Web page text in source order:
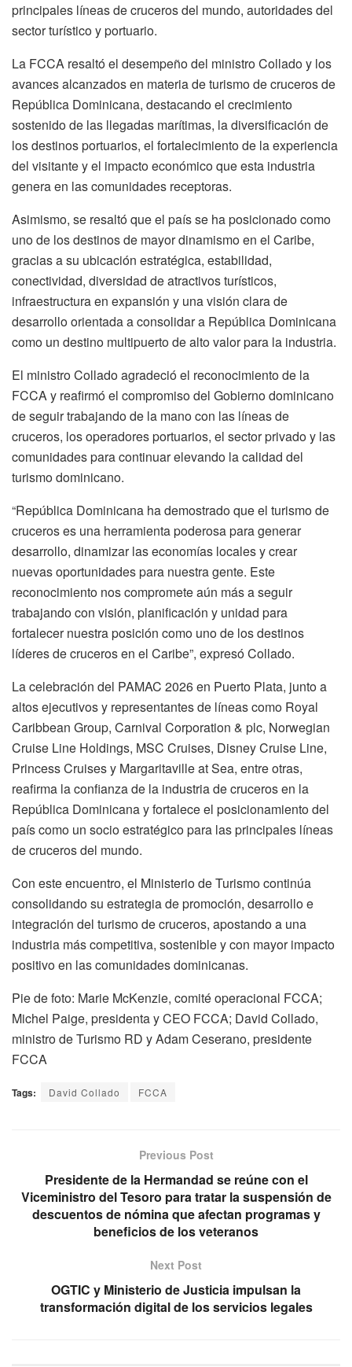
principales líneas de cruceros del mundo, autoridades del
sector turístico y portuario.
La FCCA resaltó el desempeño del ministro Collado y los
avances alcanzados en materia de turismo de cruceros de
República Dominicana, destacando el crecimiento
sostenido de las llegadas marítimas, la diversificación de
los destinos portuarios, el fortalecimiento de la experiencia
del visitante y el impacto económico que esta industria
genera en las comunidades receptoras.
Asimismo, se resaltó que el país se ha posicionado como
uno de los destinos de mayor dinamismo en el Caribe,
gracias a su ubicación estratégica, estabilidad,
conectividad, diversidad de atractivos turísticos,
infraestructura en expansión y una visión clara de
desarrollo orientada a consolidar a República Dominicana
como un destino multipuerto de alto valor para la industria.
El ministro Collado agradeció el reconocimiento de la
FCCA y reafirmó el compromiso del Gobierno dominicano
de seguir trabajando de la mano con las líneas de
cruceros, los operadores portuarios, el sector privado y las
comunidades para continuar elevando la calidad del
turismo dominicano.
“República Dominicana ha demostrado que el turismo de
cruceros es una herramienta poderosa para generar
desarrollo, dinamizar las economías locales y crear
nuevas oportunidades para nuestra gente. Este
reconocimiento nos compromete aún más a seguir
trabajando con visión, planificación y unidad para
fortalecer nuestra posición como uno de los destinos
líderes de cruceros en el Caribe”, expresó Collado.
La celebración del PAMAC 2026 en Puerto Plata, junto a
altos ejecutivos y representantes de líneas como Royal
Caribbean Group, Carnival Corporation & plc, Norwegian
Cruise Line Holdings, MSC Cruises, Disney Cruise Line,
Princess Cruises y Margaritaville at Sea, entre otras,
reafirma la confianza de la industria de cruceros en la
República Dominicana y fortalece el posicionamiento del
país como un socio estratégico para las principales líneas
de cruceros del mundo.
Con este encuentro, el Ministerio de Turismo continúa
consolidando su estrategia de promoción, desarrollo e
integración del turismo de cruceros, apostando a una
industria más competitiva, sostenible y con mayor impacto
positivo en las comunidades dominicanas.
Pie de foto: Marie McKenzie, comité operacional FCCA;
Michel Paige, presidenta y CEO FCCA; David Collado,
ministro de Turismo RD y Adam Ceserano, presidente
FCCA
Tags: David Collado FCCA
Previous Post
Presidente de la Hermandad se reúne con el
Viceministro del Tesoro para tratar la suspensión de
descuentos de nómina que afectan programas y
beneficios de los veteranos
Next Post
OGTIC y Ministerio de Justicia impulsan la
transformación digital de los servicios legales